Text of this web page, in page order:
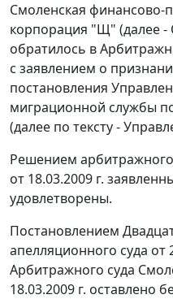
Смоленская
корпорация "Щ"
обратилось в
с заявлением о
постановления
миграционной службы
(далее по тексту -
Решением
от 18.03.2009 г.
удовлетворены.
Постановлением
апелляционного суда от
Арбитражного суда
18.03.2009 г. оставлено